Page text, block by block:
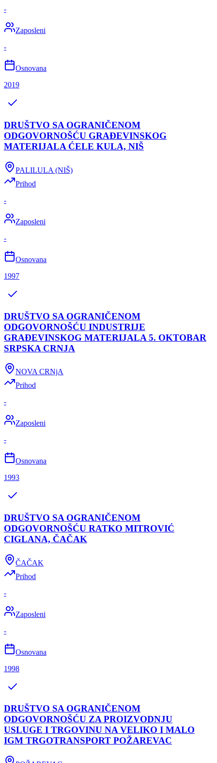
-
Zaposleni
-
Osnovana
2019
DRUŠTVO SA OGRANIČENOM
ODGOVORNOŠĆU GRAĐEVINSKOG
MATERIJALA ĆELE KULA, NIŠ
PALILULA (NIŠ)
Prihod
-
Zaposleni
-
Osnovana
1997
DRUŠTVO SA OGRANIČENOM
ODGOVORNOŠĆU INDUSTRIJE
GRAĐEVINSKOG MATERIJALA 5. OKTOBAR
SRPSKA CRNJA
NOVA CRNjA
Prihod
-
Zaposleni
-
Osnovana
1993
DRUŠTVO SA OGRANIČENOM
ODGOVORNOŠĆU RATKO MITROVIĆ
CIGLANA, ČAČAK
ČAČAK
Prihod
-
Zaposleni
-
Osnovana
1998
DRUŠTVO SA OGRANIČENOM
ODGOVORNOŠĆU ZA PROIZVODNJU
USLUGE I TRGOVINU NA VELIKO I MALO
IGM TRGOTRANSPORT POŽAREVAC